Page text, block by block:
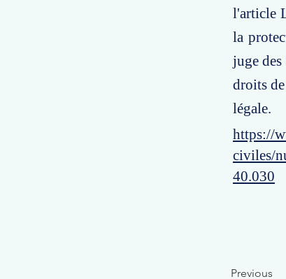
l'article
la
juge
droits
légale.
https://
civiles/
40.030
Previous